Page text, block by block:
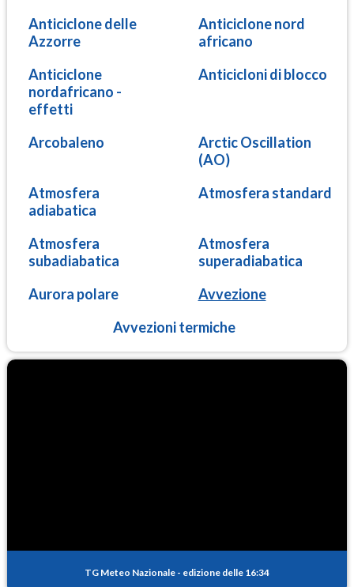
Anticiclone delle
Azzorre
Anticiclone nord
africano
Anticiclone
nordafricano -
effetti
Anticicloni di blocco
Arcobaleno
Arctic Oscillation
(AO)
Atmosfera
adiabatica
Atmosfera standard
Atmosfera
subadiabatica
Atmosfera
superadiabatica
Aurora polare
Avvezione
Avvezioni termiche
TG Meteo Nazionale - edizione delle 16:34